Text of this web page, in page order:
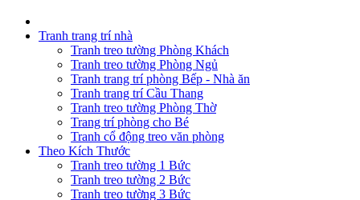
Tranh trang trí nhà
Tranh treo tường Phòng Khách
Tranh treo tường Phòng Ngủ
Tranh trang trí phòng Bếp - Nhà ăn
Tranh trang trí Cầu Thang
Tranh treo tường Phòng Thờ
Trang trí phòng cho Bé
Tranh cổ động treo văn phòng
Theo Kích Thước
Tranh treo tường 1 Bức
Tranh treo tường 2 Bức
Tranh treo tường 3 Bức